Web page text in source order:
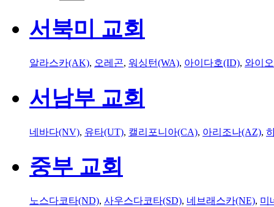
서북미 교회
알라스카(AK), 오레곤, 워싱턴(WA), 아이다호(ID), 와이
서남부 교회
네바다(NV), 유타(UT), 캘리포니아(CA), 아리조나(AZ),
중부 교회
노스다코타(ND), 사우스다코타(SD), 네브래스카(NE), 미